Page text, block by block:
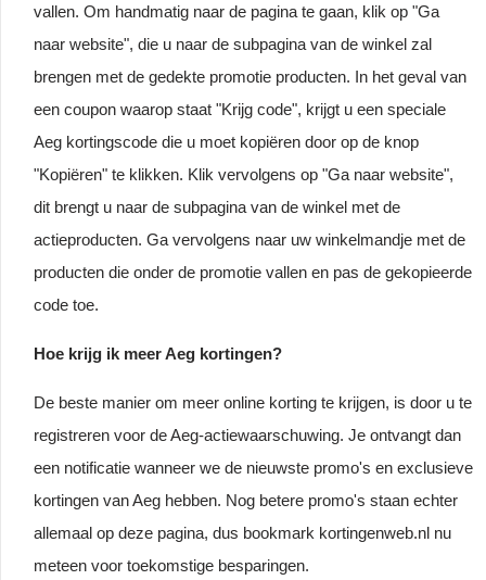
vallen. Om handmatig naar de pagina te gaan, klik op "Ga
naar website", die u naar de subpagina van de winkel zal
brengen met de gedekte promotie producten. In het geval van
een coupon waarop staat "Krijg code", krijgt u een speciale
Aeg kortingscode die u moet kopiëren door op de knop
"Kopiëren" te klikken. Klik vervolgens op "Ga naar website",
dit brengt u naar de subpagina van de winkel met de
actieproducten. Ga vervolgens naar uw winkelmandje met de
producten die onder de promotie vallen en pas de gekopieerde
code toe.
Hoe krijg ik meer Aeg kortingen?
De beste manier om meer online korting te krijgen, is door u te
registreren voor de Aeg-actiewaarschuwing. Je ontvangt dan
een notificatie wanneer we de nieuwste promo's en exclusieve
kortingen van Aeg hebben. Nog betere promo's staan echter
allemaal op deze pagina, dus bookmark kortingenweb.nl nu
meteen voor toekomstige besparingen.